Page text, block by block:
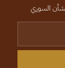
السوري